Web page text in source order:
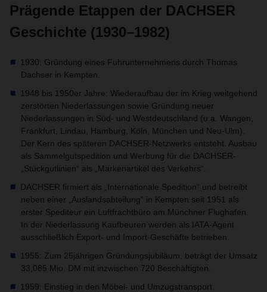
Prägende Etappen der DACHSER
Geschichte (1930–1982)
1930: Gründung eines Fuhrunternehmens durch Thomas
Dachser in Kempten.
1948 bis 1950er Jahre: Wiederaufbau der im Krieg weitgehend
zerstörten Niederlassungen sowie Gründung neuer
Niederlassungen in Süd- und Westdeutschland (u.a. Wangen,
Frankfurt, Lindau, Hamburg, Köln, München und Neu-Ulm).
Der Kern des späteren DACHSER-Netzwerks entsteht. Ausbau
als Sammelgutspedition und Werbung für die DACHSER-
„Stückgutlinien“ als „Markenartikel des Verkehrs“.
DACHSER firmiert als „Internationale Spedition“ und betreibt
neben einer „Auslandsabteilung“ in Kempten seit 1951 als
erster Spediteur ein Luftfrachtbüro am Münchner Flughafen.
In der Niederlassung Kaufbeuren werden als IATA-Agent
ausschließlich Export- und Import-Geschäfte betrieben.
1955: Zum 25jährigen Gründungsjubiläum, beträgt der Umsatz
33,085 Mio. DM mit inzwischen 720 Beschäftigten.
1959: Einstieg in den Möbel- und Umzugstransport.